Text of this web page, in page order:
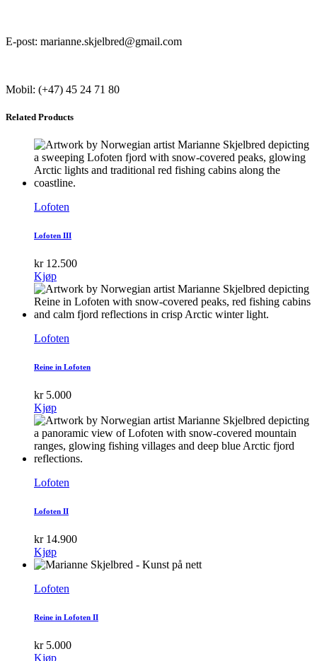
E-post: marianne.skjelbred@gmail.com
Mobil: (+47) 45 24 71 80
Related Products
Lofoten
Lofoten III
kr12.500
Kjøp
Lofoten
Reine in Lofoten
kr5.000
Kjøp
Lofoten
Lofoten II
kr14.900
Kjøp
Lofoten
Reine in Lofoten II
kr5.000
Kjøp